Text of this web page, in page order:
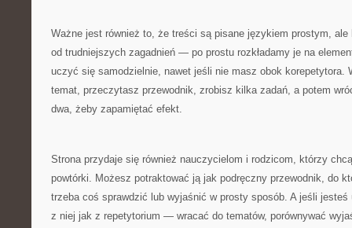
Ważne jest również to, że treści są pisane językiem prostym, ale
od trudniejszych zagadnień — po prostu rozkładamy je na
uczyć się samodzielnie, nawet jeśli nie masz obok korepetytora.
temat, przeczytasz przewodnik, zrobisz kilka zadań, a potem
dwa, żeby zapamiętać efekt.
Strona przydaje się również nauczycielom i rodzicom, którzy
powtórki. Możesz potraktować ją jak podręczny przewodnik, do
trzeba coś sprawdzić lub wyjaśnić w prosty sposób. A jeśli
z niej jak z repetytorium — wracać do tematów, porównywać